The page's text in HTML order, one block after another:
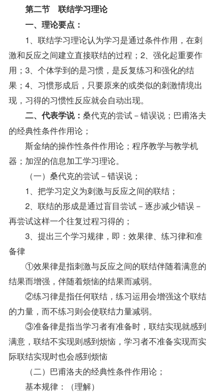
第二节 联结学习理论
一、理论要点：
1、联结学习理论认为学习是通过条件作用，在刺
激和反应之间建立直接联结的过程；2、强化起重要作
用；3、个体学到的是习惯，是反复练习和强化的结
果；4、习惯形成后，只要原来的或类似的刺激情境出
现，习得的习惯性反应就会自动出现。
二、代表学说： 桑代克的尝试－错误说；巴甫洛夫
的经典性条件作用论；
斯金纳的操作性条件作用论；程序教学与教学机
器；加涅的信息加工学习理论。
（一）桑代克的尝试－错误说；
1、把学习定义为刺激与反应之间的联结；
2、联结的形成是通过盲目尝试－逐步减少错误－
再尝试这样一个往复过程习得的；
3、提出三个学习规律，即：效果律、练习律和准
备律
①效果律是指刺激与反应之间的联结伴随着满意的
结果而增强，伴随着烦恼的结果而减弱。
②练习律是指任何联结，练习运用会增强这个联结
的力量，而不练习则会使联结力量减弱。
③准备律是指当学习者有准备时，联结实现就感到
满意，联结不实现则感到烦恼，学习者不准备实现而实
际联结实现时也会感到烦恼
（二）巴甫洛夫的经典性条件作用论；
基本规律：（理解）